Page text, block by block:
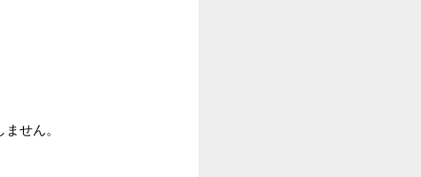
せん。